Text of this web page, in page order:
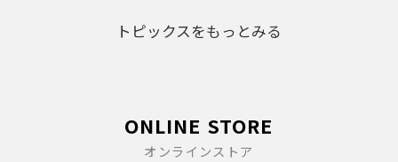
トピックスをもっとみる
ONLINE STORE
オンラインストア